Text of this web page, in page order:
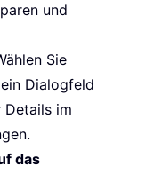
und
Sie
Dialogfeld
im
das